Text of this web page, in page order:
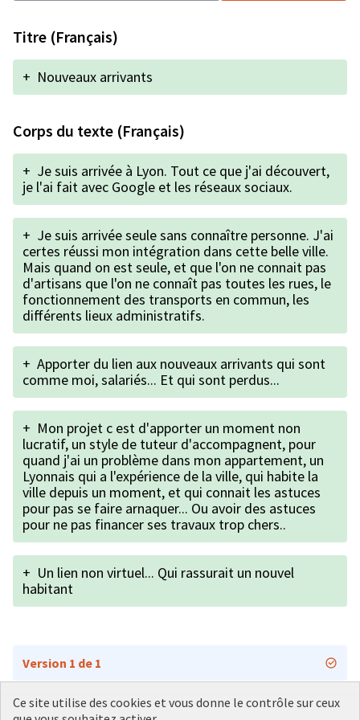
Titre (Français)
+ Nouveaux arrivants
Corps du texte (Français)
+ Je suis arrivée à Lyon. Tout ce que j'ai découvert,
je l'ai fait avec Google et les réseaux sociaux.
+ Je suis arrivée seule sans connaître personne. J'ai
certes réussi mon intégration dans cette belle ville.
Mais quand on est seule, et que l'on ne connait pas
d'artisans que l'on ne connaît pas toutes les rues, le
fonctionnement des transports en commun, les
différents lieux administratifs.
+ Apporter du lien aux nouveaux arrivants qui sont
comme moi, salariés... Et qui sont perdus...
+ Mon projet c est d'apporter un moment non
lucratif, un style de tuteur d'accompagnent, pour
quand j'ai un problème dans mon appartement, un
Lyonnais qui a l'expérience de la ville, qui habite la
ville depuis un moment, et qui connait les astuces
pour pas se faire arnaquer... Ou avoir des astuces
pour ne pas financer ses travaux trop chers..
+ Un lien non virtuel... Qui rassurait un nouvel
habitant
Version 1 de 1
Ce site utilise des cookies et vous donne le contrôle sur ceux